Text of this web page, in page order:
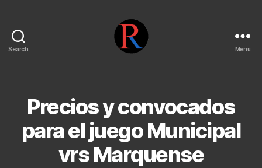
Search Menu
Precios y convocados
para el juego Municipal
vrs Marquense